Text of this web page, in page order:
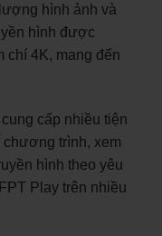
hình ảnh và
hình được
chí 4K, mang đến
cấp nhiều tiện
trình, xem
hình theo yêu
Play trên nhiều